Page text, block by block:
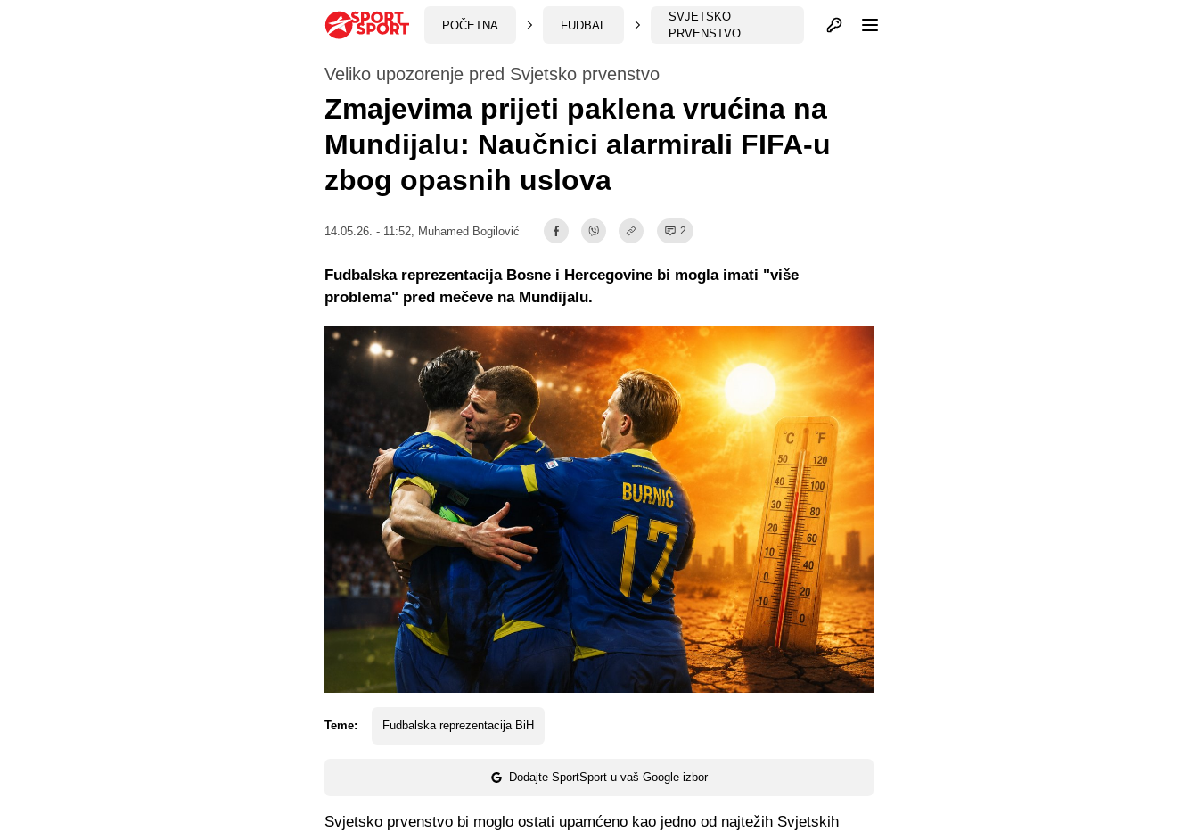
POČETNA FUDBAL
SVJETSKO
PRVENSTVO
Otvori profil
Veliko upozorenje pred Svjetsko prvenstvo
Zmajevima prijeti paklena vrućina na
Mundijalu: Naučnici alarmirali FIFA-u
zbog opasnih uslova
14.05.26. - 11:52, Muhamed Bogilović 2
Teme: Fudbalska reprezentacija BiH
Dodajte SportSport u vaš Google izbor
Fudbalska reprezentacija Bosne i Hercegovine bi mogla imati "više
problema" pred mečeve na Mundijalu.
Svjetsko prvenstvo bi moglo ostati upamćeno kao jedno od najtežih Svjetskih